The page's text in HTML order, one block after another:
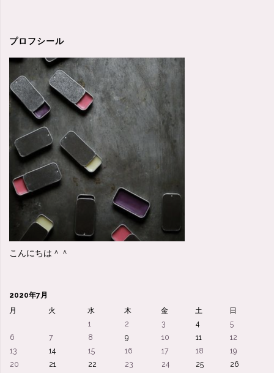
プロフシール
こんにちは＾＾
2020年7月
月
火 水 木 金 土
日
1
2 3 4
5
6
7 8 9 10 11
12
13
14 15 16 17 18
19
20
21 22 23 24 25
26